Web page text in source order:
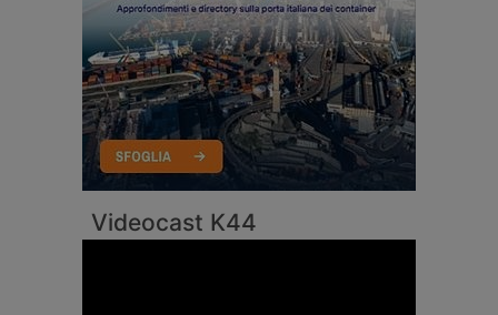
Videocast K44